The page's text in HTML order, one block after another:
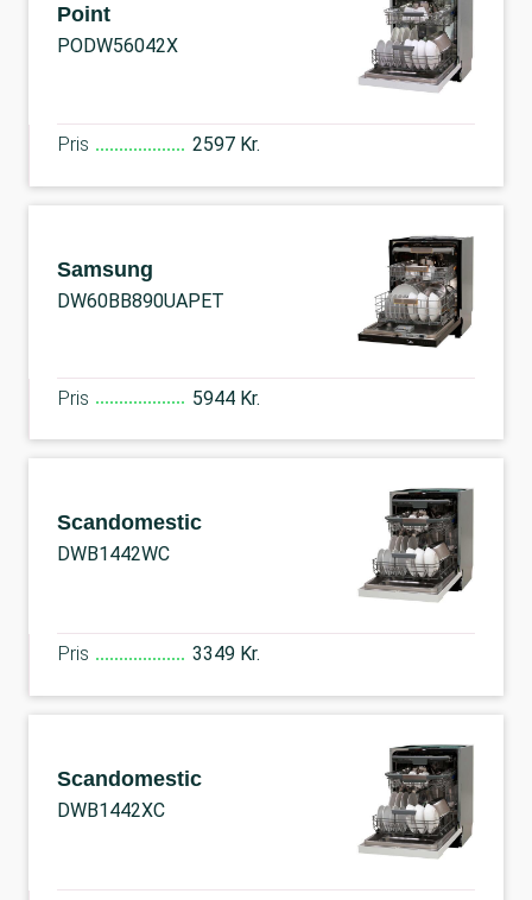
Point
PODW56042X
Pris 2597 Kr.
Samsung
DW60BB890UAPET
Pris 5944 Kr.
Scandomestic
DWB1442WC
Pris 3349 Kr.
Scandomestic
DWB1442XC